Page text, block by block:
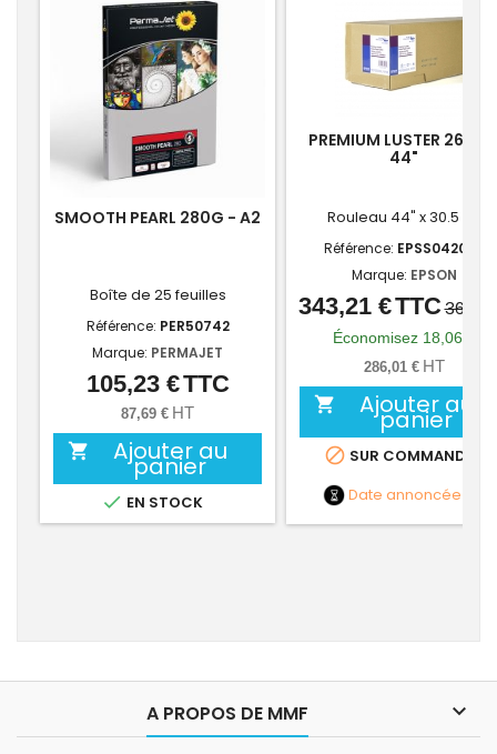
SMOOTH PEARL 280G - A2
Boîte de 25 feuilles
Référence: PER50742
Marque: PERMAJET
Prix
105,23 €TTC
87,69 € HT
 Ajouter au
panier
 EN STOCK
PREMIUM LUSTER 260G
44"
Rouleau 44" x 30.5 m
Référence: EPSS042083
Marque: EPSON
Prix
Prix
de
base
343,21 €TTC
Économisez 18,06 €
286,01 € HT
 Ajouter au
panier
 SUR COMMANDE
Date annoncée
A PROPOS DE MMF 